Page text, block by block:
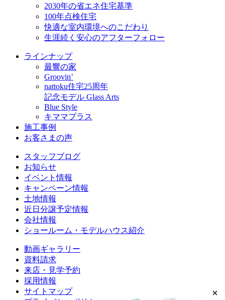
2030年の省エネ住宅基準
100年点検住宅
快適な室内環境へのこだわり
生涯続く安心のアフターフォロー
ラインナップ
最響の家
Groovin’
nattoku住宅25周年
記念モデル Glass Arts
Blue Style
キママプラス
施工事例
お客さまの声
スタッフブログ
お知らせ
イベント情報
キャンペーン情報
土地情報
近日分譲予定情報
会社情報
ショールーム・モデルハウス紹介
動画ギャラリー
資料請求
来店・見学予約
採用情報
サイトマップ